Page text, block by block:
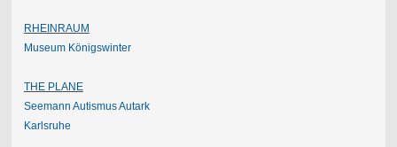
RHEINRAUM
Museum Königswinter
THE PLANE
Seemann Autismus Autark
Karlsruhe